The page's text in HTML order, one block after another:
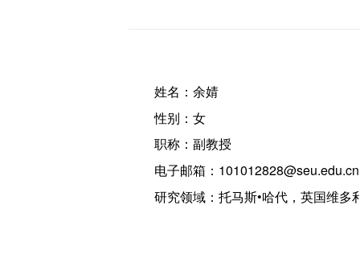
姓名：余婧
性别：女
职称：副教授
电子邮箱：101012828@seu.edu.cn
研究领域：托马斯•哈代，英国维